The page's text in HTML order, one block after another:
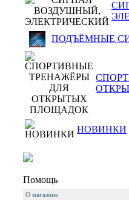
ПОДЪЁМНЫЕ
НОВИНКИ
Помощь
О магазине